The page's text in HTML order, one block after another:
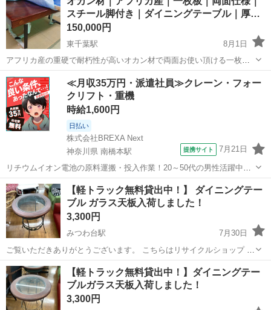
の色合いで重厚感があり、その特徴を活かした家具や仏具、楽器の素
材としても重宝されている非常に重く...
スチール脚付き｜ダイニングテーブル｜厚…
150,000円
東千葉駅
8月1日
アフリカ産の重硬で耐朽性が高いオカン材で両面お使い頂ける一枚
板、スチール脚付きで未使用保管品のダイニングテーブルが入荷しま
した。 人と被りたくない、より個性的でインテリアの主役となるテー
ブルが欲しいという方には是非おすすめ...
千葉 千葉市 東千葉駅 テーブル ダイニング
≪月収35万円・派遣社員≫クレーン・フォー
クリフト・重機
時給1,600円
日払い
株式会社BREXA Next
神奈川県 南橋本駅
提携サイト 7月21日
リチウムイオン電池の原料運搬・投入作業！20～50代の男性活躍中★
ワンルーム寮完備！赴任旅費会社負担！年間休日130日★フォークリフ
ト免許お持ちの方、活躍中！就業先食堂利用可★《神奈川県相模原
市》 人気の工場のお仕事 ◇電...
神奈川 相模原市 南橋本駅 その他
【軽トラック無料貸出中！】 ダイニングテー
ブル ガラス天板入荷しました！
3,300円
みつわ台駅
7月30日
ご覧いただきありがとうございます。 こちらはリサイクルショップ ト
レジャー・ファクトリー 千葉みつわ台店 からの出品です。 お問い
合わせ番号 【アイテム】 ダイニングテーブル ガラス天板 【状...
千葉 千葉市 みつわ台駅 テーブル 天板
【軽トラック無料貸出中！】ダイニングテー
ブルガラス天板入荷しました！
3,300円